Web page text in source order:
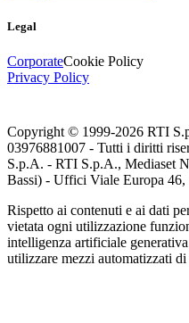
Legal
CorporateCookie Policy
Privacy Policy
Copyright © 1999-2026 RTI
03976881007 - Tutti i diritti
S.p.A. - RTI S.p.A., Mediaset
Bassi) - Uffici Viale Europa
Rispetto ai contenuti e ai dati
vietata ogni utilizzazione
intelligenza artificiale
utilizzare mezzi automatizzati di